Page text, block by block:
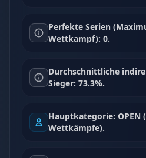
Perfekte Serien
Wettkampf): 0.
Durchschnittliche
Sieger: 73.3%.
Hauptkategorie: OPEN
Wettkämpfe).